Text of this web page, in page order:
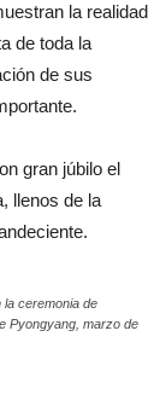
la realidad
de toda la
de sus
gran júbilo el
llenos de la
la ceremonia de
Pyongyang, marzo de